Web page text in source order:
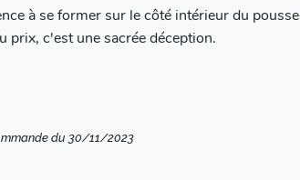
à se former sur le côté intérieur du pousse
prix, c'est une sacrée déception.
du 30/11/2023